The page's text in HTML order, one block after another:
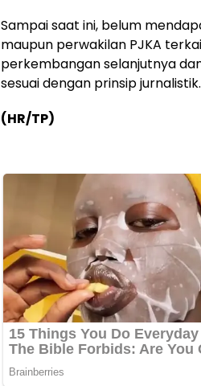
Sampai saat ini, belum
maupun perwakilan PJKA
perkembangan selanjutnya
sesuai dengan prinsip jurnalistik.
(HR/TP)